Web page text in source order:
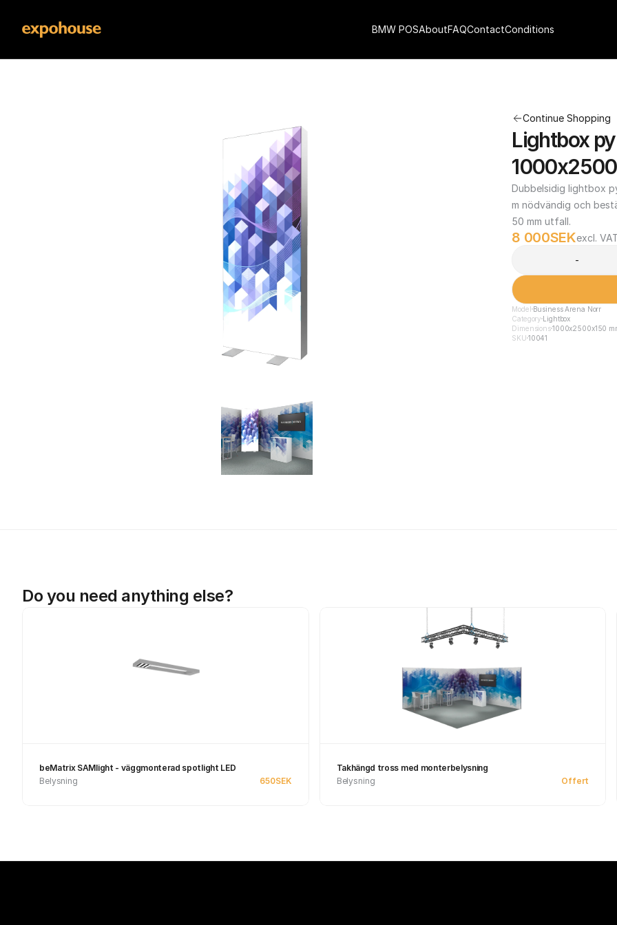
Continue Shopping
Lightbox
Dubbelsidig lightbox
m nödvändig och
50 mm utfall.
8 000SEKexcl.
-
Model Business Arena Norr
Category Lightbox
Dimensions1000x2500x150
SKU 10041
Do you need anything else?
beMatrix SAMlight - väggmonterad spotlight LED
Belysning
650SEK
Takhängd tross med monterbelysning
Belysning
Offert
BMW POSAboutFAQContactConditions